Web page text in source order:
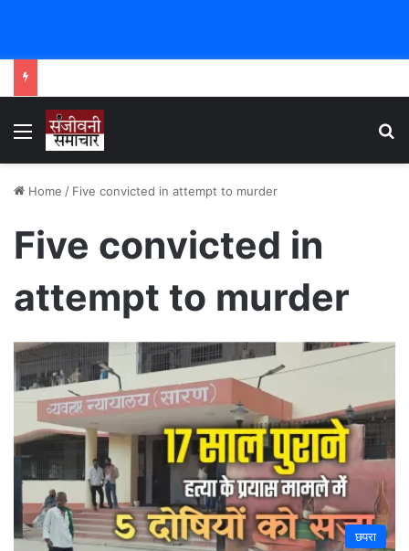
Menu
Home / Five convicted in attempt to murder
Five convicted in
attempt to murder
छपरा